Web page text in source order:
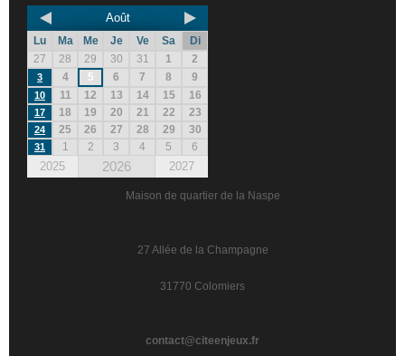
Août
Lu Ma Me Je Ve Sa
Di
27
28 29 30 31 1 2
3 4 5 6 7 8 9
10 11 12 13 14 15 16
17 18 19 20 21 22 23
24 25 26 27 28 29 30
31 1 2 3 4 5 6
2025 2026 2027
Maison de quartier de la Naspe
27 Allée de la Champagne
31770 Colomiers
contact@citeenjeux.fr